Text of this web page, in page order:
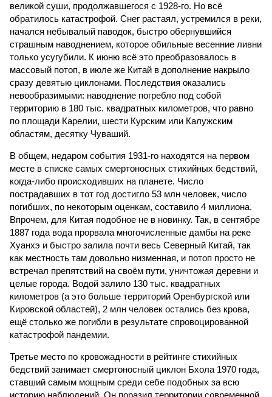
великой суши, продолжавшегося с 1928-го. Но всё
обратилось катастрофой. Снег растаял, устремился в реки,
начался небывалый паводок, быстро обернувшийся
страшным наводнением, которое обильные весенние ливни
только усугубили. К июню всё это преобразовалось в
массовый потоп, в июле же Китай в дополнение накрыло
сразу девятью циклонами. Последствия оказались
невообразимыми: наводнение погребло под собой
территорию в 180 тыс. квадратных километров, что равно
по площади Карелии, шести Курским или Калужским
областям, десятку Чуваший.
В общем, недаром события 1931-го находятся на первом
месте в списке самых смертоносных стихийных бедствий,
когда-либо происходивших на планете. Число
пострадавших в тот год достигло 53 млн человек, число
погибших, по некоторым оценкам, составило 4 миллиона.
Впрочем, для Китая подобное не в новинку. Так, в сентябре
1887 года вода прорвала многочисленные дамбы на реке
Хуанхэ и быстро залила почти весь Северный Китай, так
как местность там довольно низменная, и потоп просто не
встречал препятствий на своём пути, уничтожая деревни и
целые города. Водой залило 130 тыс. квадратных
километров (а это больше территорий Оренбургской или
Кировской областей), 2 млн человек остались без крова,
ещё столько же погибли в результате спровоцированной
катастрофой пандемии.
Третье место по кровожадности в рейтинге стихийных
бедствий занимает смертоносный циклон Бхола 1970 года,
ставший самым мощным среди себе подобных за всю
историю наблюдений. Он поразил территории современной